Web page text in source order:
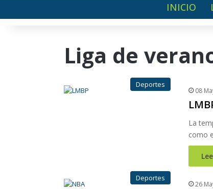
INICIO
Liga de
Deportes
08
La
como
Deportes
26